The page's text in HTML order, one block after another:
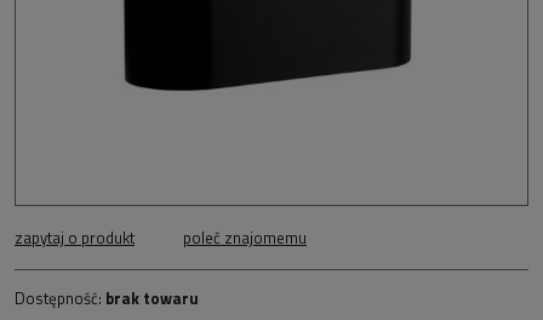
zapytaj o produkt poleć znajomemu
Dostępność: brak towaru